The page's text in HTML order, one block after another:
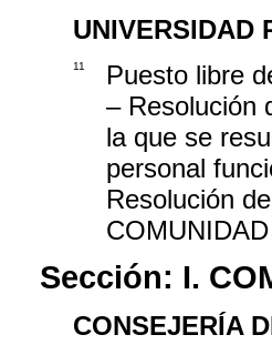
UNIVERSIDAD
11
Puesto libre
– Resolución
la que se
personal
Resolución
Sección: I.
CONSEJERÍA